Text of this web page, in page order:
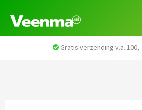
Gratis verzending v.a. 100,-